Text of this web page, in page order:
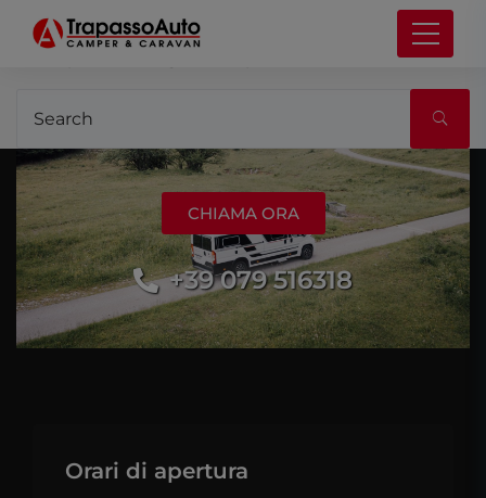
It seems we can’t find what you’re looking for.
CHIAMA ORA
+39 079 516318
Orari di apertura